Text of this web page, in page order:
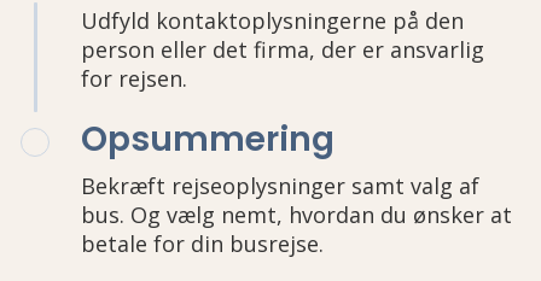
Udfyld kontaktoplysningerne på den
person eller det firma, der er ansvarlig
for rejsen.
Opsummering
Bekræft rejseoplysninger samt valg af
bus. Og vælg nemt, hvordan du ønsker at
betale for din busrejse.